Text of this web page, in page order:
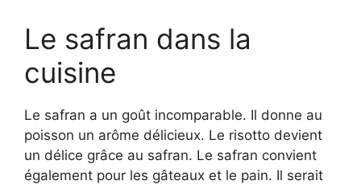
Le safran dans la
cuisine
Le safran a un goût incomparable. Il donne au
poisson un arôme délicieux. Le risotto devient
un délice grâce au safran. Le safran convient
également pour les gâteaux et le pain. Il serait